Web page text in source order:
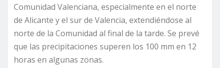
Comunidad Valenciana, especialmente en el norte
de Alicante y el sur de Valencia, extendiéndose al
norte de la Comunidad al final de la tarde. Se prevé
que las precipitaciones superen los 100 mm en 12
horas en algunas zonas.